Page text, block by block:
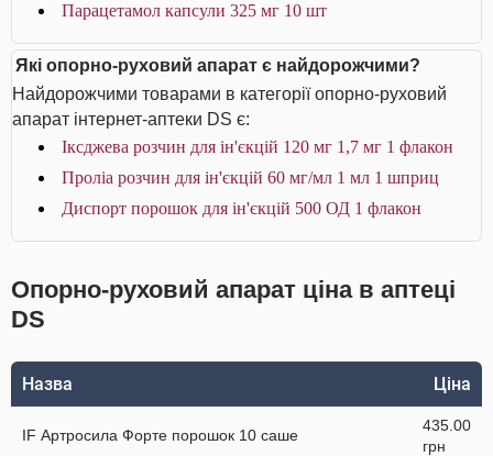
Парацетамол капсули 325 мг 10 шт
Які опорно-руховий апарат є найдорожчими?
Найдорожчими товарами в категорії опорно-руховий
апарат інтернет-аптеки DS є:
Іксджева розчин для ін'єкцій 120 мг 1,7 мг 1 флакон
Проліа розчин для ін'єкцій 60 мг/мл 1 мл 1 шприц
Диспорт порошок для ін'єкцій 500 ОД 1 флакон
Опорно-руховий апарат ціна в аптеці
DS
Назва Ціна
IF Артросила Форте порошок 10 саше
435.00
грн